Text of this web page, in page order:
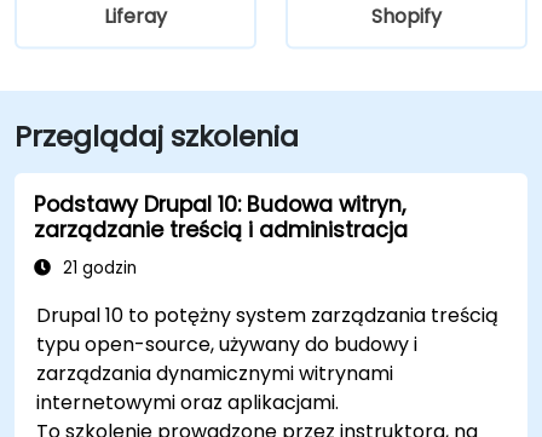
Liferay Shopify
Przeglądaj szkolenia
Podstawy Drupal 10: Budowa witryn,
zarządzanie treścią i administracja
21 godzin
Drupal 10 to potężny system zarządzania treścią
typu open-source, używany do budowy i
zarządzania dynamicznymi witrynami
internetowymi oraz aplikacjami.
To szkolenie prowadzone przez instruktora, na